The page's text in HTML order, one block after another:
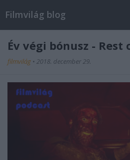
Filmvilág blog
Év végi bónusz - Rest
filmvilág • 2018. december 29.